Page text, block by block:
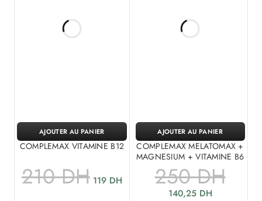
COMPLEMAX VITAMINE B12
210DH 119 DH
AJOUTER AU PANIER
COMPLEMAX MELATOMAX +
MAGNESIUM + VITAMINE B6
250DH
140,25 DH
AJOUTER AU PANIER